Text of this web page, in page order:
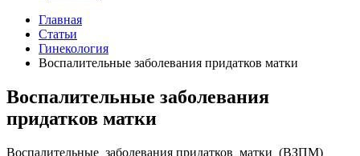
Главная
Статьи
Гинекология
Воспалительные заболевания придатков матки
Воспалительные заболевания
придатков матки
Воспалительные заболевания придатков матки (ВЗПМ)